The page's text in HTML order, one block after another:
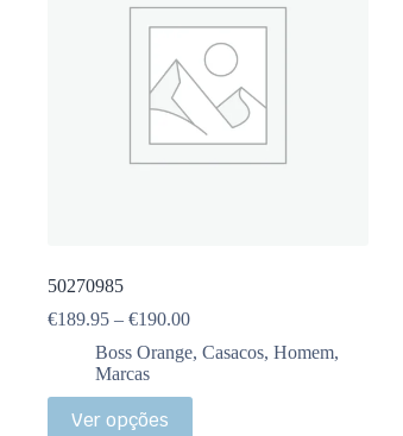
50270985
€189.95 – €190.00
Boss Orange, Casacos, Homem,
Marcas
Ver opções